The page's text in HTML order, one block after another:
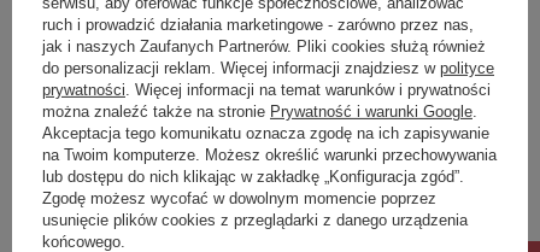
Napisz swoją opinię
Twoja ocena:
5/5
Treść twojej opinii
ruch i prowadzić działania marketingowe - zarówno przez nas,
jak i naszych Zaufanych Partnerów. Pliki cookies służą również
do personalizacji reklam. Więcej informacji znajdziesz w polityce
prywatności . Więcej informacji na temat warunków i prywatności
można znaleźć także na stronie Prywatność i warunki Google
Akceptacja tego komunikatu oznacza zgodę na ich zapisywanie
na Twoim komputerze. Możesz określić warunki przechowywania
lub dostępu do nich klikając w zakładkę „Konfiguracja zgód”.
Zgodę możesz wycofać w dowolnym momencie poprzez
usunięcie plików cookies z przeglądarki z danego urządzenia
końcowego.